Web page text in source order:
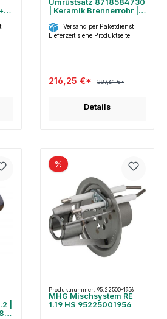
Umrüstsatz 8718584730
| Keramik Brennerrohr |
Versand per Paketdienst
Lieferzeit siehe Produktseite
216,25 €* 287,61 €*
Details
|
%
Produktnummer: 95.22500-1956
MHG Mischsystem RE
1.19 HS 95225001956